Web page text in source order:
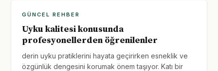
GÜNCEL REHBER
Uyku kalitesi konusunda
profesyonellerden öğrenilenler
derin uyku pratiklerini hayata geçirirken esneklik ve
özgünlük dengesini korumak önem taşıyor. Katı bir